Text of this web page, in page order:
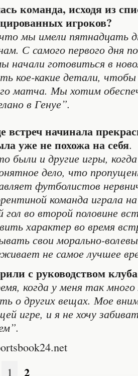
команда, исходя из
игроков?
мы имели пятнадцать
С самого первого дня
начали готовиться в
кое-какие детали,
матча. Мы хотим
в Генуе”.
встреч начинала
уже не похожа на себя.
были и другие игры,
дело, что
футболистов
команда играла
гол во второй половине
характер во время
свои морально-
не самое лучшее
с руководством
когда у меня так
о других вещах. Мое
игре, и я не хочу
1 2